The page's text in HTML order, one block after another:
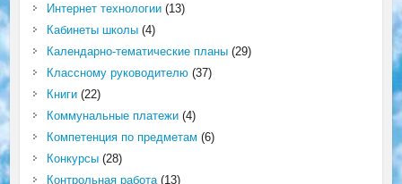
Интернет технологии(13)
Кабинеты школы(4)
Календарно-тематические планы(29)
Классному руководителю(37)
Книги(22)
Коммунальные платежи(4)
Компетенция по предметам (6)
Конкурсы(28)
Контрольная работа(13)